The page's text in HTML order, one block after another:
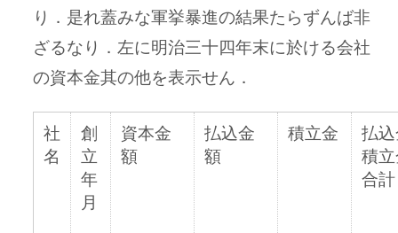
り．是れ蓋みな軍挙暴進の結果たらずんば非
ざるなり．左に明治三十四年末に於ける会社
の資本金其の他を表示せん．
社
名
創
立
年
月
資本金
額
払込金
額
積立金
払
積
合計